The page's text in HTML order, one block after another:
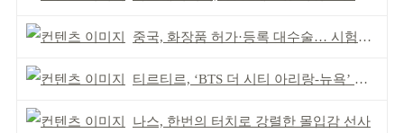
중국, 화장품 허가·등록 대수술… 시험자료 공용 허용
티르티르, ‘BTS 더 시티 아리랑-뉴욕’ 참여
나스, 한번의 터치로 강렬한 몰입감 선사